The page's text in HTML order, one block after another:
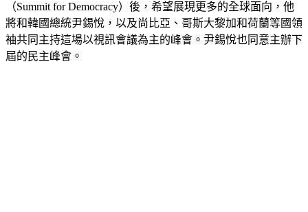
（Summit for Democracy）後，希望展現更多的全球面向，他
將和韓國總統尹錫悅，以及尚比亞、哥斯大黎加和荷蘭等國領
袖共同主持這場以視訊會議為主的峰會。尹錫悅也同意主辦下
屆的民主峰會。